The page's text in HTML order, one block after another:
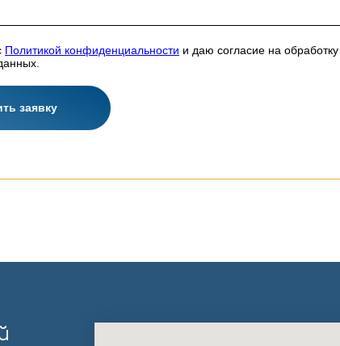
Политикой конфиденциальности и даю согласие на обработку
заявку